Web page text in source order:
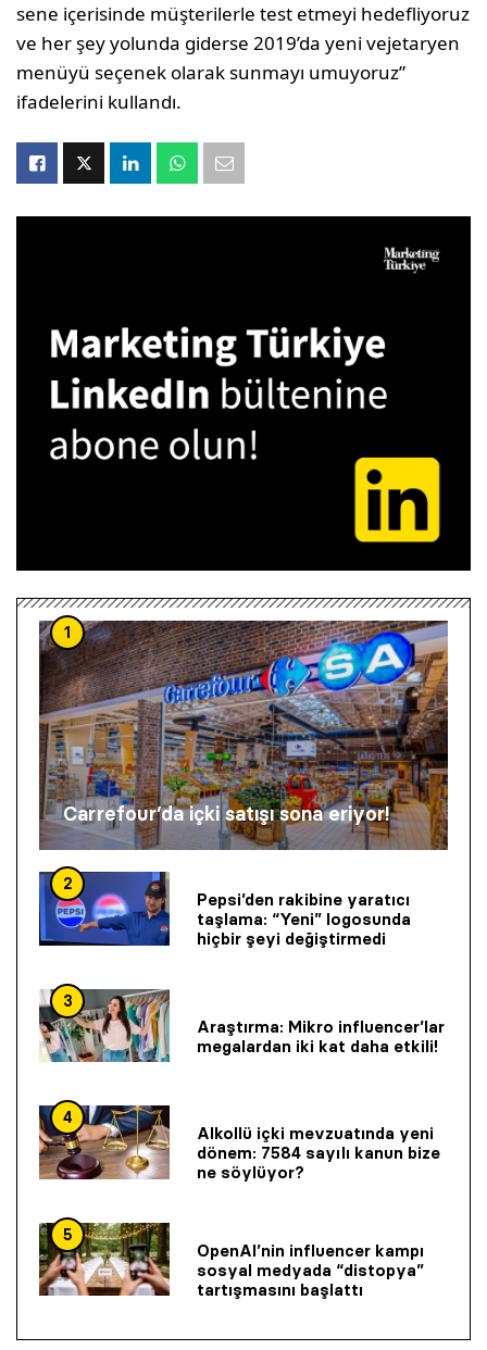
sene içerisinde müşterilerle test etmeyi hedefliyoruz
ve her şey yolunda giderse 2019’da yeni vejetaryen
menüyü seçenek olarak sunmayı umuyoruz”
ifadelerini kullandı.
1
Carrefour’da içki satışı sona eriyor!
2
Pepsi’den rakibine yaratıcı
taşlama: “Yeni” logosunda
hiçbir şeyi değiştirmedi
3
Araştırma: Mikro influencer’lar
megalardan iki kat daha etkili!
4
Alkollü içki mevzuatında yeni
dönem: 7584 sayılı kanun bize
ne söylüyor?
5
OpenAI’nin influencer kampı
sosyal medyada “distopya”
tartışmasını başlattı